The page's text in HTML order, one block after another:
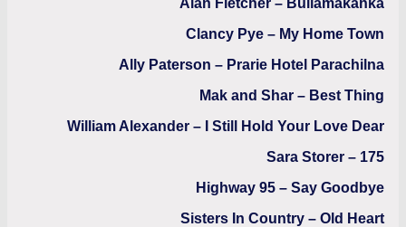
Clancy Pye – My Home
Ally Paterson – Prarie Hotel
Mak and Shar – Best
William Alexander – I Still Hold Your Love
Sara Storer
Highway 95 – Say
Sisters In Country – Old